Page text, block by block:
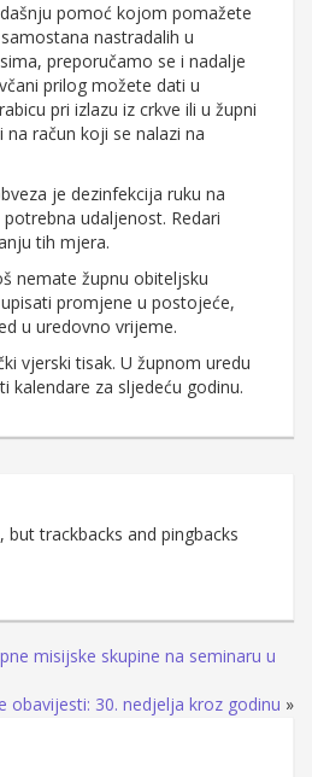
pomoć kojom pomažete
nastradalih u
preporučamo se i nadalje
prilog možete dati u
pri izlazu iz crkve ili u župni
račun koji se nalazi na
je dezinfekcija ruku na
udaljenost. Redari
tih mjera.
nemate župnu obiteljsku
promjene u postojeće,
u uredovno vrijeme.
vjerski tisak. U župnom uredu
kalendare za sljedeću godinu.
trackbacks and pingbacks
misijske skupine na seminaru u
obavijesti: 30. nedjelja kroz godinu »